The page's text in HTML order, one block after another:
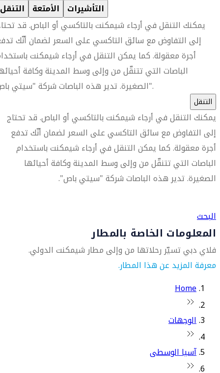
التنقل الأمتعة التأشيرات
يمكنك التنقل في أرجاء شيمكنت بالتاكسي أو الباص. قد
إلى التفاوض مع سائق التاكسي على السعر لضمان أنّك
أجرة معقولة. كما يمكن التنقل في أرجاء شيمكنت
الباصات التي تتنقّل من وإلى وسط المدينة وكافة
الصغيرة. تدير هذه الباصات شركة "سيتي باص".
التنقل
يمكنك التنقل في أرجاء شيمكنت بالتاكسي أو الباص. قد تحتاج
إلى التفاوض مع سائق التاكسي على السعر لضمان أنّك تدفع
أجرة معقولة. كما يمكن التنقل في أرجاء شيمكنت باستخدام
الباصات التي تتنقّل من وإلى وسط المدينة وكافة أحيائها
الصغيرة. تدير هذه الباصات شركة "سيتي باص".
البحث
المعلومات الخاصة بالمطار
فلاي دبي تسيّر رحلاتها من وإلى مطار شيمكنت الدولي.
معرفة المزيد عن هذا المطار.
Home
الوجهات
آسيا الوسطى